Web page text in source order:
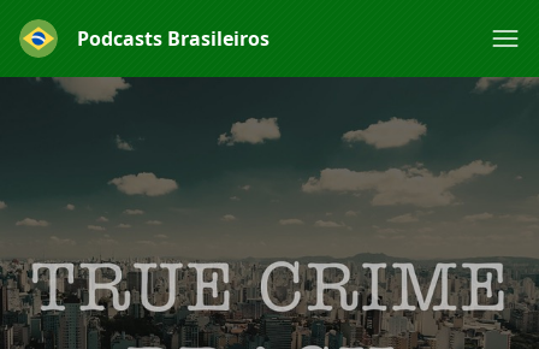
Podcasts Brasileiros